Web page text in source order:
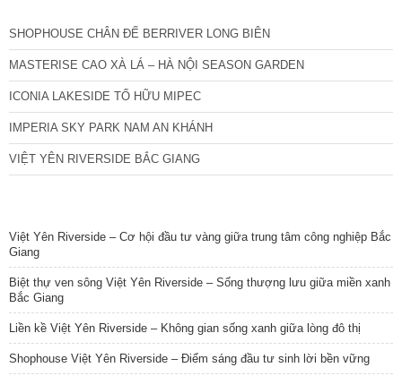
SHOPHOUSE CHÂN ĐẾ BERRIVER LONG BIÊN
MASTERISE CAO XÀ LÁ – HÀ NỘI SEASON GARDEN
ICONIA LAKESIDE TỐ HỮU MIPEC
IMPERIA SKY PARK NAM AN KHÁNH
VIỆT YÊN RIVERSIDE BẮC GIANG
Việt Yên Riverside – Cơ hội đầu tư vàng giữa trung tâm công nghiệp Bắc
Giang
Biệt thự ven sông Việt Yên Riverside – Sống thượng lưu giữa miền xanh
Bắc Giang
Liền kề Việt Yên Riverside – Không gian sống xanh giữa lòng đô thị
Shophouse Việt Yên Riverside – Điểm sáng đầu tư sinh lời bền vững